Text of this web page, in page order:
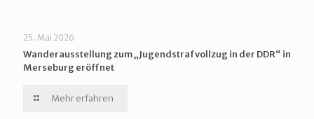
25. Mai 2026
Wanderausstellung zum „Jugendstrafvollzug in der DDR“ in
Merseburg eröffnet
Mehr erfahren